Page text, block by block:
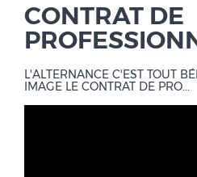
CONTRAT DE
L'ALTERNANCE C'EST TOUT
IMAGE LE CONTRAT DE PRO...